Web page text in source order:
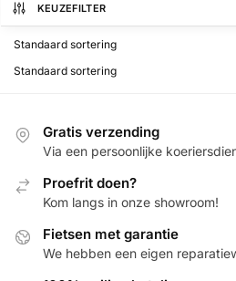
KEUZEFILTER
Gratis verzending
Via een persoonlijke
Proefrit doen?
Kom langs in onze showroom!
Fietsen met garantie
We hebben een eigen